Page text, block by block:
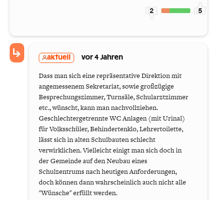
2 5
aktuell vor 4 Jahren
Dass man sich eine repräsentative Direktion mit
angemessenem Sekretariat, sowie großzügige
Besprechungszimmer, Turnsäle, Schularztzimmer
etc., wünscht, kann man nachvollziehen.
Geschlechtergetrennte WC Anlagen (mit Urinal)
für Volksschüler, Behindertenklo, Lehrertoilette,
lässt sich in alten Schulbauten schlecht
verwirklichen. Vielleicht einigt man sich doch in
der Gemeinde auf den Neubau eines
Schulzentrums nach heutigen Anforderungen,
doch können dann wahrscheinlich auch nicht alle
"Wünsche" erfüllt werden.